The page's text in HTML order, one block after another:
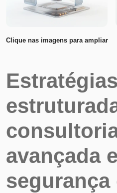
Clique nas imagens para ampliar
Estratégias
avançada